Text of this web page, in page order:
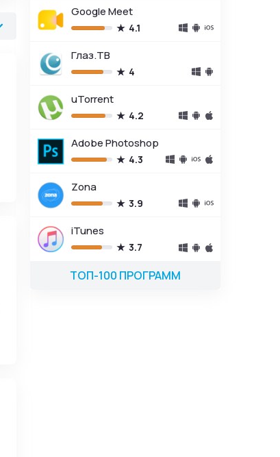
Google Meet
4.1
Глаз.ТВ
4
uTorrent
4.2
Adobe Photoshop
4.3
Zona
3.9
iTunes
3.7
ТОП-100 ПРОГРАММ